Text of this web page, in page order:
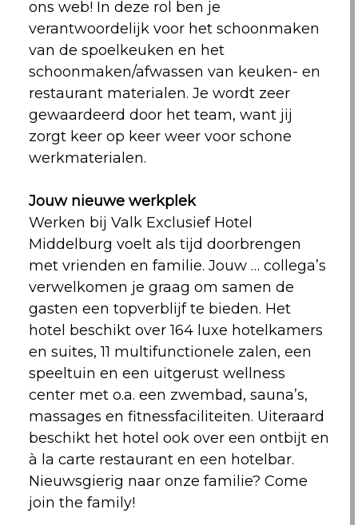
ons web! In deze rol ben je
verantwoordelijk voor het schoonmaken
van de spoelkeuken en het
schoonmaken/afwassen van keuken- en
restaurant materialen. Je wordt zeer
gewaardeerd door het team, want jij
zorgt keer op keer weer voor schone
werkmaterialen.
Jouw nieuwe werkplek
Werken bij Valk Exclusief Hotel
Middelburg voelt als tijd doorbrengen
met vrienden en familie. Jouw … collega’s
verwelkomen je graag om samen de
gasten een topverblijf te bieden. Het
hotel beschikt over 164 luxe hotelkamers
en suites, 11 multifunctionele zalen, een
speeltuin en een uitgerust wellness
center met o.a. een zwembad, sauna’s,
massages en fitnessfaciliteiten. Uiteraard
beschikt het hotel ook over een ontbijt en
à la carte restaurant en een hotelbar.
Nieuwsgierig naar onze familie? Come
join the family!